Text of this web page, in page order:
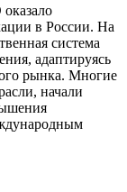
в России. На
система
адаптируясь
рынка. Многие
начали